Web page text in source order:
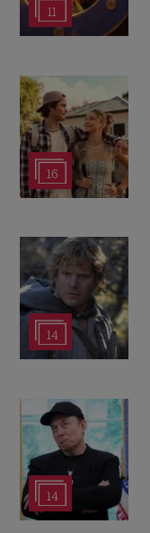
11
16
14
14